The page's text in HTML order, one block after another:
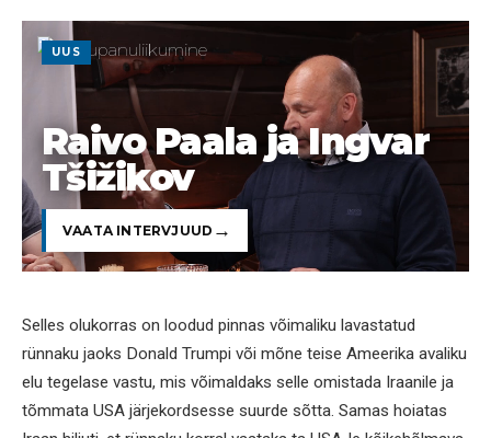
UUS
Raivo Paala ja Ingvar
Tšižikov
VAATA INTERVJUUD
Selles olukorras on loodud pinnas võimaliku lavastatud
rünnaku jaoks Donald Trumpi või mõne teise Ameerika avaliku
elu tegelase vastu, mis võimaldaks selle omistada Iraanile ja
tõmmata USA järjekordsesse suurde sõtta. Samas hoiatas